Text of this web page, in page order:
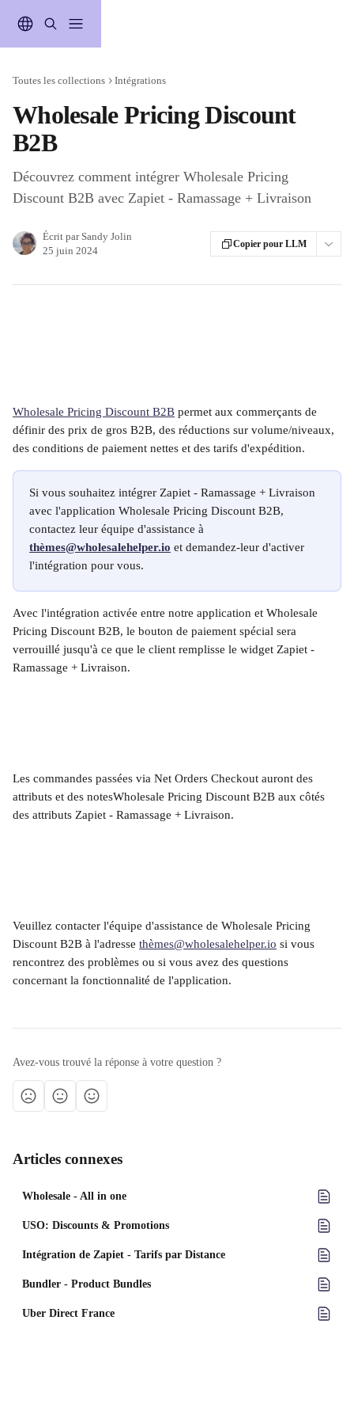
Toutes les collections Intégrations
Wholesale Pricing Discount
B2B
Découvrez comment intégrer Wholesale Pricing
Discount B2B avec Zapiet - Ramassage + Livraison
Écrit par Sandy Jolin
25 juin 2024
Copier pour LLM
Wholesale Pricing Discount B2B permet aux commerçants de
définir des prix de gros B2B, des réductions sur volume/niveaux,
des conditions de paiement nettes et des tarifs d'expédition.
Si vous souhaitez intégrer Zapiet - Ramassage + Livraison
avec l'application Wholesale Pricing Discount B2B,
contactez leur équipe d'assistance à
thèmes@wholesalehelper.io et demandez-leur d'activer
l'intégration pour vous.
Avec l'intégration activée entre notre application et Wholesale
Pricing Discount B2B, le bouton de paiement spécial sera
verrouillé jusqu'à ce que le client remplisse le widget Zapiet -
Ramassage + Livraison.
Les commandes passées via Net Orders Checkout auront des
attributs et des notesWholesale Pricing Discount B2B aux côtés
des attributs Zapiet - Ramassage + Livraison.
Veuillez contacter l'équipe d'assistance de Wholesale Pricing
Discount B2B à l'adresse thèmes@wholesalehelper.io si vous
rencontrez des problèmes ou si vous avez des questions
concernant la fonctionnalité de l'application.
Avez-vous trouvé la réponse à votre question ?
Articles connexes
Wholesale - All in one
USO: Discounts & Promotions
Intégration de Zapiet - Tarifs par Distance
Bundler - Product Bundles
Uber Direct France